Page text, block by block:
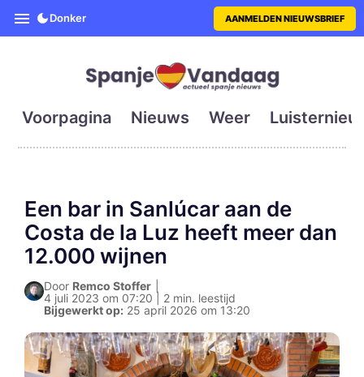
SpanjeVandaag is de eerste
Donker AANMELDEN NIEUWSBRIEF
Voorpagina Nieuws Weer
Een bar in Sanlúcar aan de
Costa de la Luz heeft meer dan
12.000 wijnen
Door Remco Stoffer
4 juli 2023 om 07:20 | 2 min. leestijd
Bijgewerkt op: 25 april 2026 om 13:20